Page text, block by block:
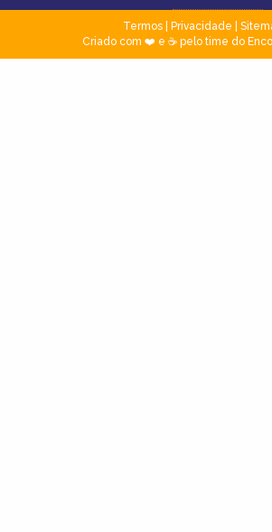
Termos| Privacidade
Criado com ❤️ e ☕ pelo time do